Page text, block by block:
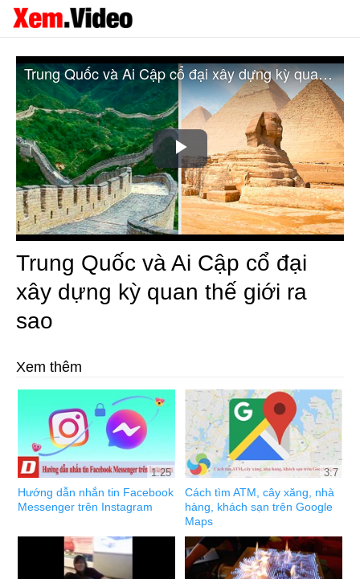
Play
Video
Trung Quốc và Ai Cập cổ đại xây dựng kỳ quan thế giới ra sao
Trung Quốc và Ai Cập cổ đại
xây dựng kỳ quan thế giới ra
sao
Xem thêm
1:25
Hướng dẫn nhắn tin Facebook
Messenger trên Instagram
3:7
Cách tìm ATM, cây xăng, nhà
hàng, khách sạn trên Google
Maps